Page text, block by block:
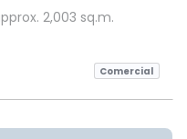
2,003 sq.m.
Comercial